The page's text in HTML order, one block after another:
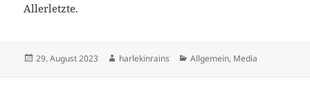
Allerletzte.
Veröffentlicht
29. August 2023 Autor
harlekinrains Kategorien
Allgemein, Media